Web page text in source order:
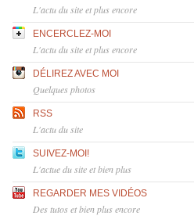
L'actu du site et plus encore
ENCERCLEZ-MOI
L'actu du site et plus encore
DÉLIREZ AVEC MOI
Quelques photos
RSS
L'actu du site
SUIVEZ-MOI!
L'actue du site et bien plus
REGARDER MES VIDÉOS
Des tutos et bien plus encore